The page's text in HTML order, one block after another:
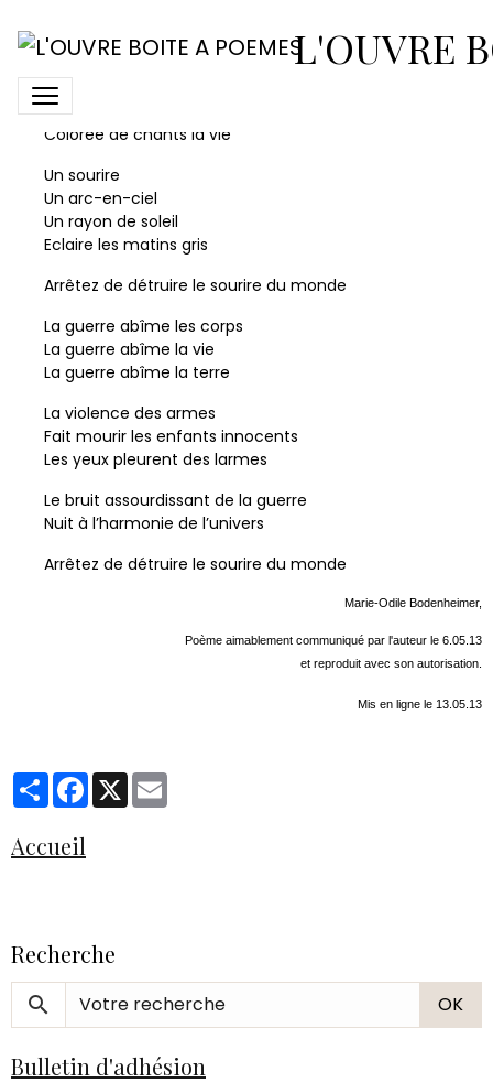
L'OUVRE
L’abîme de la guerre
Un sourire ami
Le charme d’or luit
Colorée de chants la vie
Un sourire
Un arc-en-ciel
Un rayon de soleil
Eclaire les matins gris
Arrêtez de détruire le sourire du monde
La guerre abîme les corps
La guerre abîme la vie
La guerre abîme la terre
La violence des armes
Fait mourir les enfants innocents
Les yeux pleurent des larmes
Le bruit assourdissant de la guerre
Nuit à l’harmonie de l’univers
Arrêtez de détruire le sourire du monde
Marie-Odile Bodenheimer,
Poème aimablement communiqué par l'auteur le 6.05.13
et reproduit avec son autorisation.
Mis en ligne le 13.05.13
PartagerFacebook
X
Accueil
Recherche
OK
Bulletin d'adhésion